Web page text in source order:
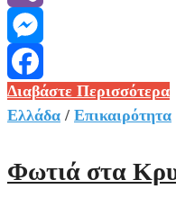
Viber
Messenger
Facebook
Θρίλερ
με
75χρονο
Γάλλο
Διαβάστε Περισσότερα
Ελλάδα / Επικαιρότητα
Φωτιά στα